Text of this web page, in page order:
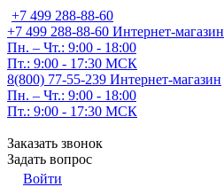
+7 499 288-88-60
+7 499 288-88-60 Интернет-магазин
Пн. – Чт.: 9:00 - 18:00
Пт.: 9:00 - 17:30 МСК
8(800) 77-55-239 Интернет-магазин
Пн. – Чт.: 9:00 - 18:00
Пт.: 9:00 - 17:30 МСК
Заказать звонок
Задать вопрос
Войти